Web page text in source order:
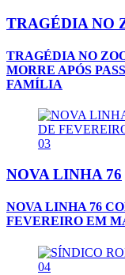
TRAGÉDIA NO
TRAGÉDIA NO
MORRE APÓS
FAMÍLIA
03
NOVA LINHA 76
NOVA LINHA 76
FEVEREIRO EM
04